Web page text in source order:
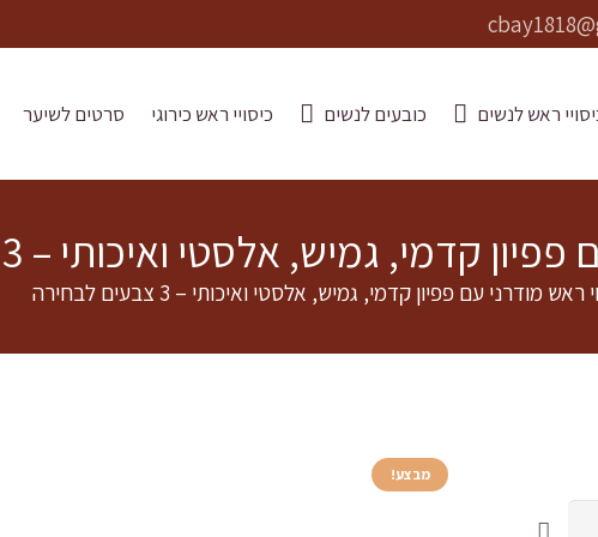
ראש לנשים כובעים לנשים כיסויי ראש כירוגי סרטים לשיער
קדמי, גמיש, אלסטי ואיכותי – 3 צבעים לבחירה
ראש מודרני עם פפיון קדמי, גמיש, אלסטי ואיכותי – 3 צבעים לבחירה
מבצע!